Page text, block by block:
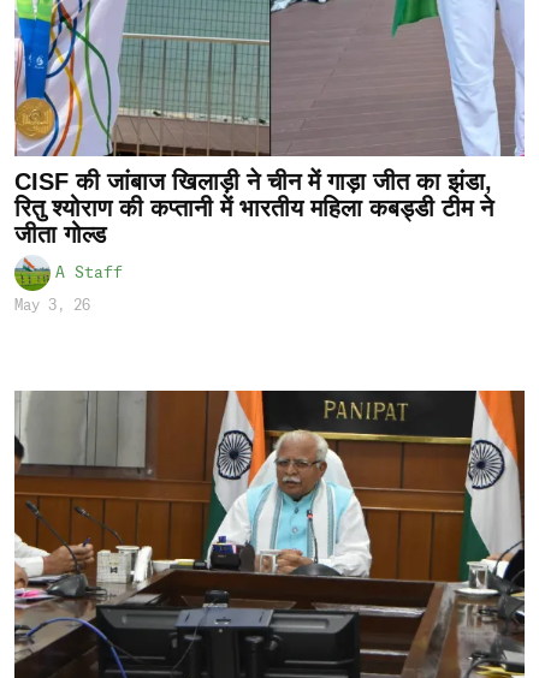
CISF की जांबाज खिलाड़ी ने चीन में गाड़ा जीत का झंडा,
रितु श्योराण की कप्तानी में भारतीय महिला कबड्डी टीम ने
जीता गोल्ड
A Staff
May 3, 26